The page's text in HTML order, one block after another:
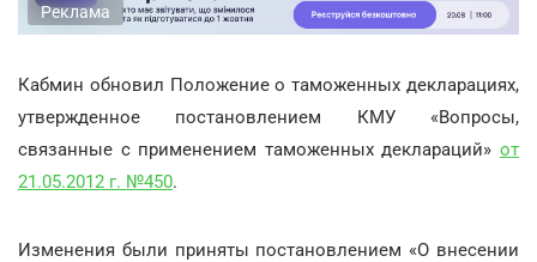
Реклама
Кабмин обновил Положение о таможенных декларациях,
утвержденное постановлением КМУ «Вопросы,
связанные с применением таможенных деклараций» от
21.05.2012 г. №450.
Изменения были приняты постановлением «О внесении